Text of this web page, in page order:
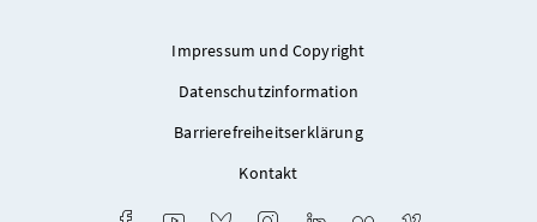
Impressum und Copyright
Datenschutzinformation
Barrierefreiheitserklärung
Kontakt